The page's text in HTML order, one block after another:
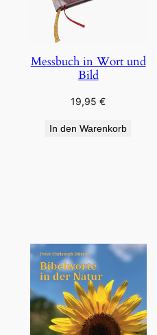
Messbuch in Wort und
Bild
19,95€
In den Warenkorb